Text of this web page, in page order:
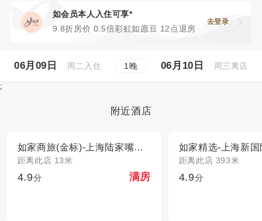
如会员本人入住可享*
9.8折房价 0.5倍彩虹如愿豆 12点退房
去登录
06月09日 周二入住 1晚 06月10日 周三离店
;
附近酒店
如家商旅(金标)-上海陆家嘴世博园高科西路地铁站店
距离此店 13米
4.9分 满房
距离此店 393米
4.9分